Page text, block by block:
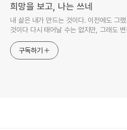
희망을 보고, 나는 쓰네
내 삶은 내가 만드는 것이다. 이전에도 그
것이다 다시 태어날 수는 없지만, 그래도
구독하기